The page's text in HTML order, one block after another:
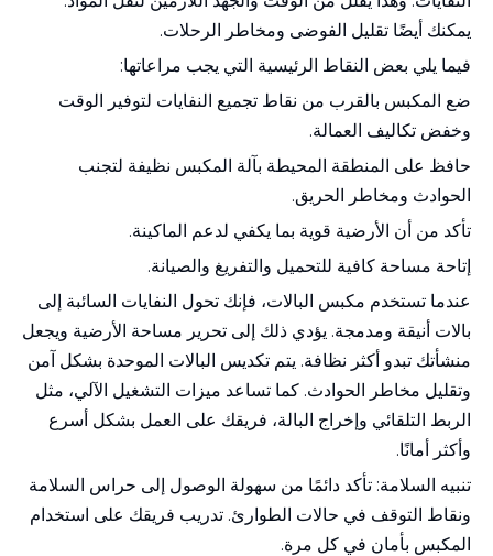
يمكنك أيضًا تقليل الفوضى ومخاطر الرحلات.
فيما يلي بعض النقاط الرئيسية التي يجب مراعاتها:
ضع المكبس بالقرب من نقاط تجميع النفايات لتوفير الوقت
وخفض تكاليف العمالة.
حافظ على المنطقة المحيطة بآلة المكبس نظيفة لتجنب
الحوادث ومخاطر الحريق.
تأكد من أن الأرضية قوية بما يكفي لدعم الماكينة.
إتاحة مساحة كافية للتحميل والتفريغ والصيانة.
عندما تستخدم مكبس البالات، فإنك تحول النفايات السائبة إلى
بالات أنيقة ومدمجة. يؤدي ذلك إلى تحرير مساحة الأرضية ويجعل
منشأتك تبدو أكثر نظافة. يتم تكديس البالات الموحدة بشكل آمن
وتقليل مخاطر الحوادث. كما تساعد ميزات التشغيل الآلي، مثل
الربط التلقائي وإخراج البالة، فريقك على العمل بشكل أسرع
وأكثر أمانًا.
تنبيه السلامة: تأكد دائمًا من سهولة الوصول إلى حراس السلامة
ونقاط التوقف في حالات الطوارئ. تدريب فريقك على استخدام
المكبس بأمان في كل مرة.